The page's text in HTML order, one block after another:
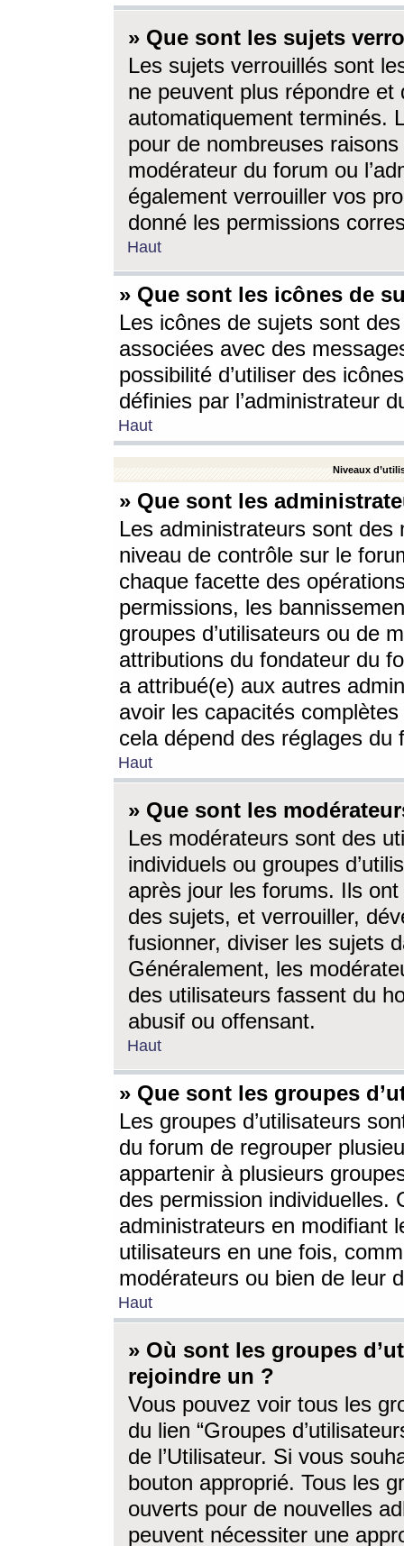
» Que sont les sujets
Les sujets verrouillés sont
ne peuvent plus répondre
automatiquement terminés.
pour de nombreuses
modérateur du forum ou
également verrouiller vos
donné les permissions
Haut
» Que sont les icônes de
Les icônes de sujets sont
associées avec des
possibilité d’utiliser des
définies par l’administrateur
Haut
Niveaux
» Que sont les
Les administrateurs sont
niveau de contrôle sur le
chaque facette des
permissions, les
groupes d’utilisateurs ou de
attributions du fondateur du
a attribué(e) aux autres
avoir les capacités
cela dépend des réglages du
Haut
» Que sont les
Les modérateurs sont des
individuels ou groupes
après jour les forums. Ils ont
des sujets, et verrouiller,
fusionner, diviser les sujets
Généralement, les
des utilisateurs fassent du
abusif ou offensant.
Haut
» Que sont les groupes
Les groupes d’utilisateurs
du forum de regrouper
appartenir à plusieurs
des permission individuelles.
administrateurs en modifiant
utilisateurs en une fois,
modérateurs ou bien de leur
Haut
» Où sont les groupes
rejoindre un ?
Vous pouvez voir tous les
du lien “Groupes
de l’Utilisateur. Si vous
bouton approprié. Tous les
ouverts pour de nouvelles
peuvent nécessiter une